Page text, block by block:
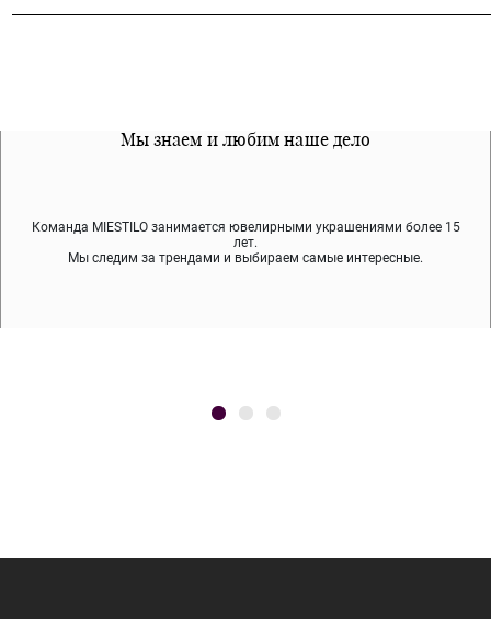
Мы знаем и любим наше дело
Команда MIESTILO занимается ювелирными украшениями более 15
лет.
Мы следим за трендами и выбираем самые интересные.
Все наши материалы гипоалергенны
Мы используем покрытие (родий, ювелирный сплав), которое не
содержит никеля и свинца — это исключает аллергию.
Примерка перед покупкой
Во время доставки спокойно примеряйте украшения, выбирайте те,
что вам нравятся, остальные заберёт курьер.